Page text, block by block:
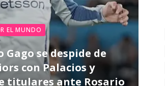
EL MUNDO
Gago se despide de
con Palacios y
titulares ante Rosario